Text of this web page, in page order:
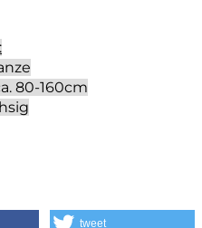
80-160cm
tweet